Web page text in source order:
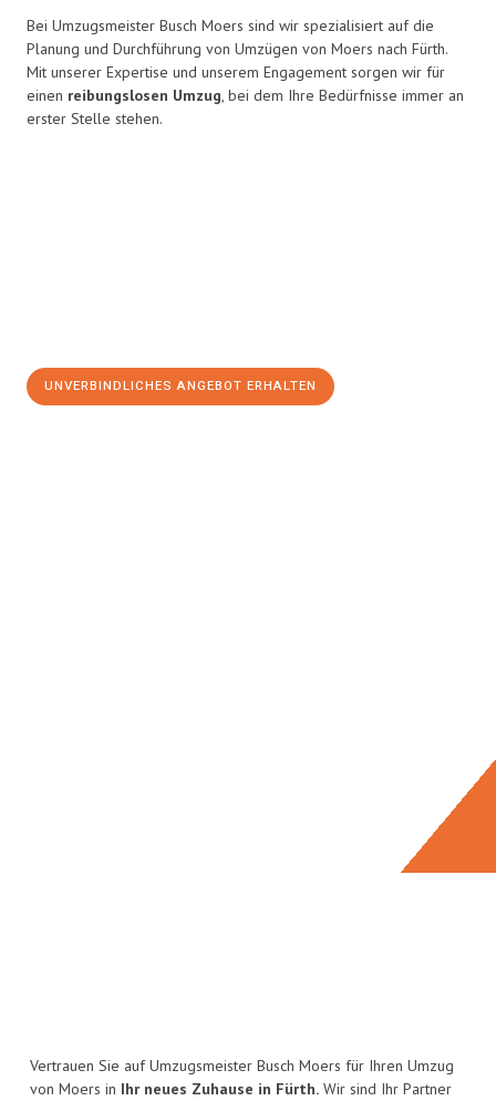
Bei Umzugsmeister Busch Moers sind wir spezialisiert auf die
Planung und Durchführung von Umzügen von Moers nach Fürth.
Mit unserer Expertise und unserem Engagement sorgen wir für
einen reibungslosen Umzug, bei dem Ihre Bedürfnisse immer an
erster Stelle stehen.
UNVERBINDLICHES ANGEBOT ERHALTEN
Vertrauen Sie auf Umzugsmeister Busch Moers für Ihren Umzug
von Moers in Ihr neues Zuhause in Fürth. Wir sind Ihr Partner